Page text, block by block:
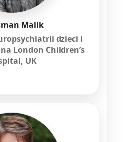
Malik
dzieci i
London Children’s
UK